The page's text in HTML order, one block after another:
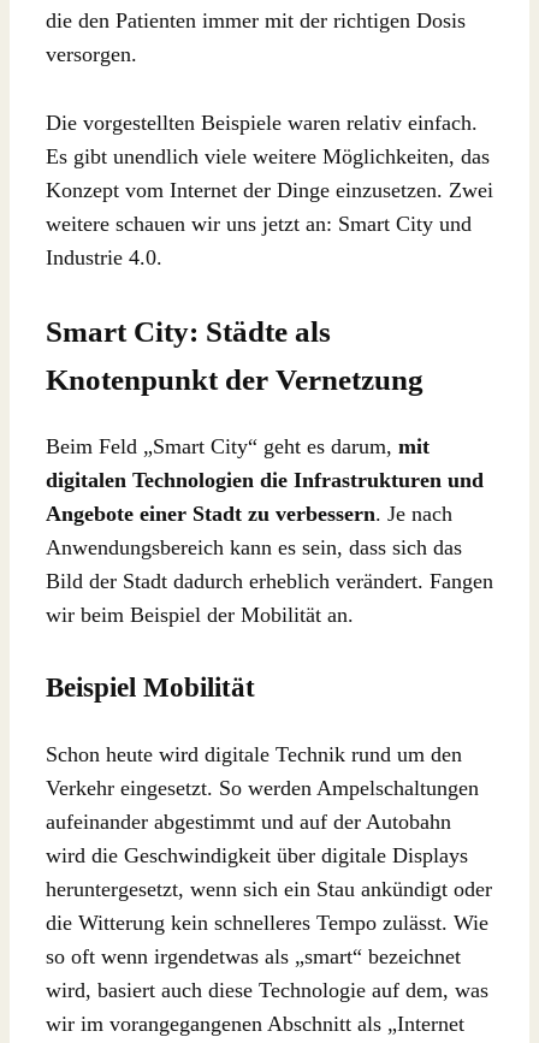
die den Patienten immer mit der richtigen Dosis
versorgen.
Die vorgestellten Beispiele waren relativ einfach.
Es gibt unendlich viele weitere Möglichkeiten, das
Konzept vom Internet der Dinge einzusetzen. Zwei
weitere schauen wir uns jetzt an: Smart City und
Industrie 4.0.
Smart City: Städte als
Knotenpunkt der Vernetzung
Beim Feld „Smart City“ geht es darum, mit
digitalen Technologien die Infrastrukturen und
Angebote einer Stadt zu verbessern. Je nach
Anwendungsbereich kann es sein, dass sich das
Bild der Stadt dadurch erheblich verändert. Fangen
wir beim Beispiel der Mobilität an.
Beispiel Mobilität
Schon heute wird digitale Technik rund um den
Verkehr eingesetzt. So werden Ampelschaltungen
aufeinander abgestimmt und auf der Autobahn
wird die Geschwindigkeit über digitale Displays
heruntergesetzt, wenn sich ein Stau ankündigt oder
die Witterung kein schnelleres Tempo zulässt. Wie
so oft wenn irgendetwas als „smart“ bezeichnet
wird, basiert auch diese Technologie auf dem, was
wir im vorangegangenen Abschnitt als „Internet